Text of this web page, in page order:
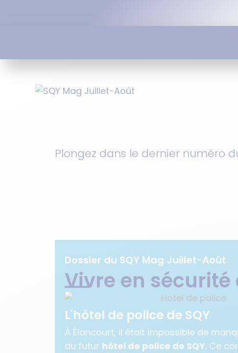
Plongez dans le dernier numéro
Dossier du SQY Mag Juillet-Août
Vivre en sécurité
L'hôtel de police de SQY
À Élancourt, il était impossible de
du futur hôtel de police de SQY. Ce